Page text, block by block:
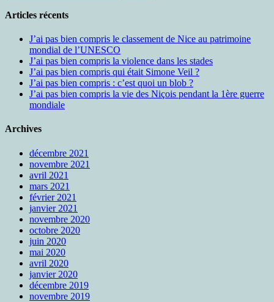
Articles récents
J’ai pas bien compris le classement de Nice au patrimoine
mondial de l’UNESCO
J’ai pas bien compris la violence dans les stades
J’ai pas bien compris qui était Simone Veil ?
J’ai pas bien compris : c’est quoi un blob ?
J’ai pas bien compris la vie des Niçois pendant la 1ère guerre
mondiale
Archives
décembre 2021
novembre 2021
avril 2021
mars 2021
février 2021
janvier 2021
novembre 2020
octobre 2020
juin 2020
mai 2020
avril 2020
janvier 2020
décembre 2019
novembre 2019